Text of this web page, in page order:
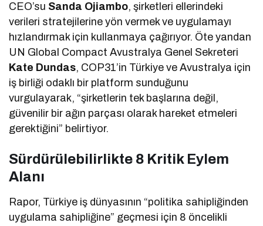
CEO’su Sanda Ojiambo, şirketleri ellerindeki
verileri stratejilerine yön vermek ve uygulamayı
hızlandırmak için kullanmaya çağırıyor. Öte yandan
UN Global Compact Avustralya Genel Sekreteri
Kate Dundas, COP31’in Türkiye ve Avustralya için
iş birliği odaklı bir platform sunduğunu
vurgulayarak, “şirketlerin tek başlarına değil,
güvenilir bir ağın parçası olarak hareket etmeleri
gerektiğini” belirtiyor.
Sürdürülebilirlikte 8 Kritik Eylem
Alanı
Rapor, Türkiye iş dünyasının “politika sahipliğinden
uygulama sahipliğine” geçmesi için 8 öncelikli